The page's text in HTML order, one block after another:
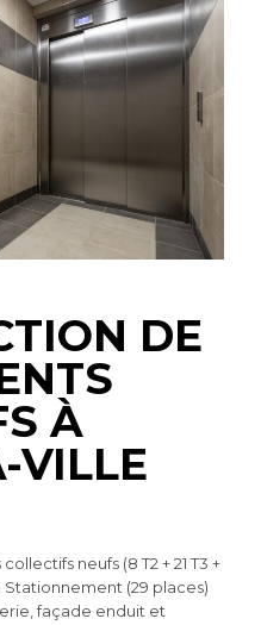
DE
À
VILLE
neufs (8 T2 + 21 T3 +
Stationnement (29 places)
façade enduit et